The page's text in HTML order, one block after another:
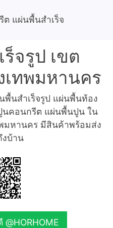
แผ่นพื้นสำเร็จ
จรูป เขต
เทพมหานคร
นสำเร็จรูป แผ่นพื้นท้อง
นคอนกรีต แผ่นพื้นปูน ใน
มหานคร มีสินค้าพร้อมส่ง
งบ้าน